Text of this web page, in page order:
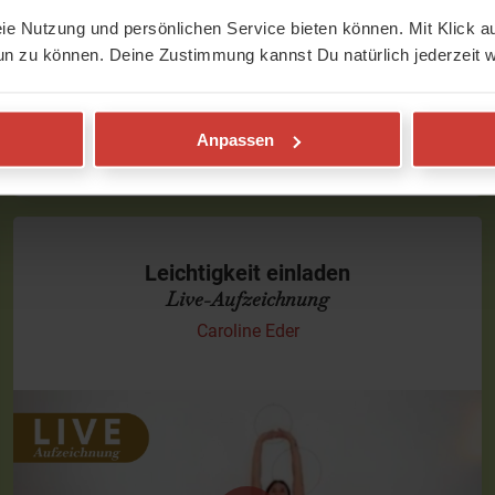
Nutzung und persönlichen Service bieten können. Mit Klick
zu können. Deine Zustimmung kannst Du natürlich jederzeit
Anpassen
22 min 50 2
ohne/mit
Leichtigkeit einladen
Live-Aufzeichnung
Caroline Eder
Anspannung loslassen
Freue Dich auf eine Kundalini-Yoga-Praxis mit Meditation,